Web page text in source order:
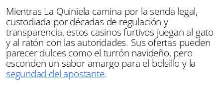
Mientras La Quiniela camina por la senda legal,
custodiada por décadas de regulación y
transparencia, estos casinos furtivos juegan al gato
y al ratón con las autoridades. Sus ofertas pueden
parecer dulces como el turrón navideño, pero
esconden un sabor amargo para el bolsillo y la
seguridad del apostante.